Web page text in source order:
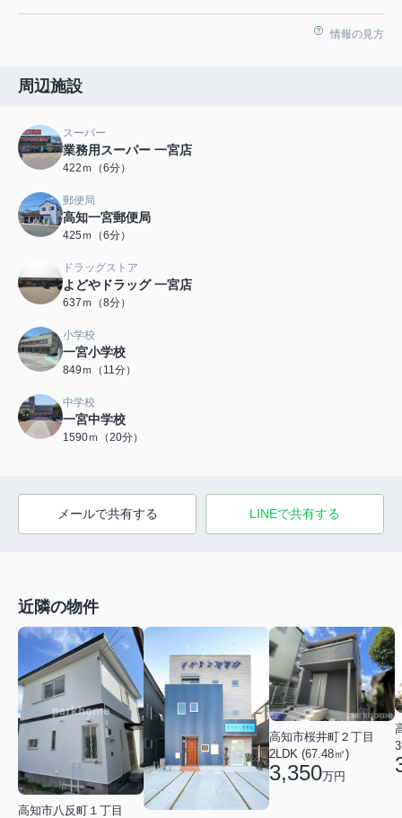
情報の見方
周辺施設
スーパー
業務用スーパー 一宮店
422ｍ（6分）
郵便局
高知一宮郵便局
425ｍ（6分）
ドラッグストア
よどやドラッグ 一宮店
637ｍ（8分）
小学校
一宮小学校
849ｍ（11分）
中学校
一宮中学校
1590ｍ（20分）
メールで共有する LINEで共有する
近隣の物件
高知市八反町１丁目
高知市桜井町２丁目
2LDK (67.48㎡)
3,350万円